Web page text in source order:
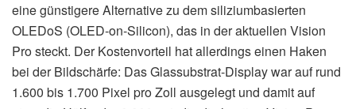
eine günstigere Alternative zu dem siliziumbasierten
OLEDoS (OLED-on-Silicon), das in der aktuellen Vision
Pro steckt. Der Kostenvorteil hat allerdings einen Haken
bei der Bildschärfe: Das Glassubstrat-Display war auf rund
1.600 bis 1.700 Pixel pro Zoll ausgelegt und damit auf